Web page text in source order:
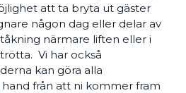
att ta bryta ut gäster
någon dag eller delar av
närmare liften eller i
Vi har också
kan göra alla
från att ni kommer fram